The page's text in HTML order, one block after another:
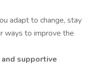
adapt to change, stay
ways to improve the
supportive